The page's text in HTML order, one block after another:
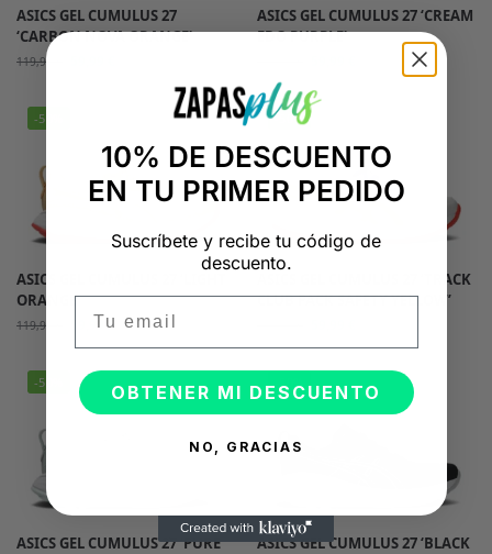
ASICS GEL CUMULUS 27
‘CARBON NOVA ORANGE’
119,99
ASICS GEL CUMULUS 27 ‘CREAM
EDO PURPLE’
-50%
ASICS GEL CUMULUS 27 ‘LIGHT
ORANGE’
119,99 59,99€
-50%
ASICS GEL CUMULUS 27 ‘TRACK
CLUB PACK SAFETY YELLOW’
-50%
ASICS GEL CUMULUS 27 ‘PURE
ASICS GEL CUMULUS 27 ‘BLACK
10% DE DESCUENTO
EN TU PRIMER PEDIDO
Suscríbete y recibe tu código de
descuento.
OBTENER MI DESCUENTO
NO, GRACIAS